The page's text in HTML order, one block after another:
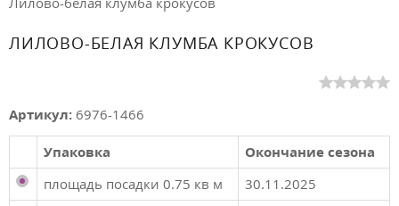
ЛИЛОВО-БЕЛАЯ КЛУМБА КРОКУСОВ
Артикул: 6976-1466
Упаковка
Окончание сезона
площадь посадки 0.75 кв м
30.11.2025